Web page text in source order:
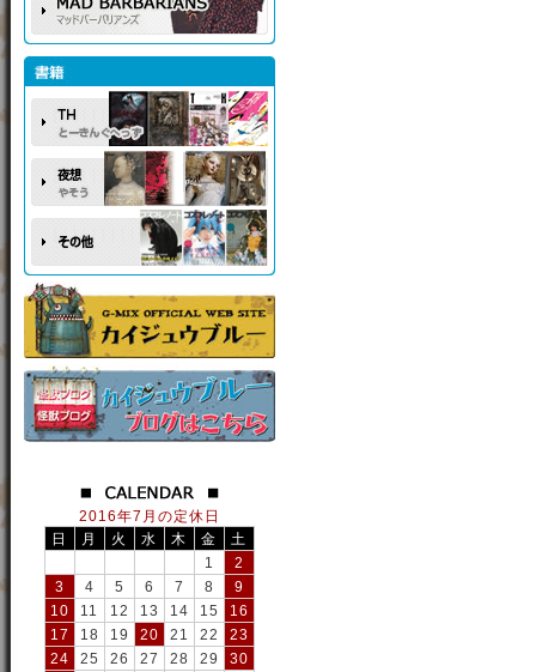
2016年7月の定休日
日
月 火 水 木 金
土
1
2
3
4 5 6 7 8
9
10
11 12 13 14 15
16
17
18 19 20 21 22
23
24
25 26 27 28 29
30